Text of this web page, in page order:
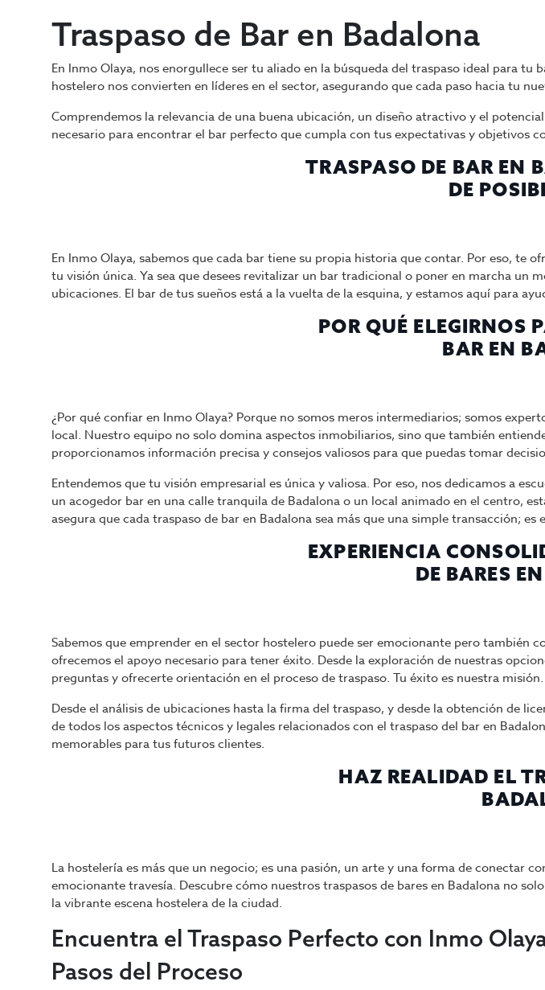
Traspaso de Bar en Badalona
En Inmo Olaya, nos enorgullece ser tu aliado en la búsqueda del traspaso ideal para
hostelero nos convierten en líderes en el sector, asegurando que cada paso hacia tu
Comprendemos la relevancia de una buena ubicación, un diseño atractivo y el
necesario para encontrar el bar perfecto que cumpla con tus expectativas y objetivos
TRASPASO DE BAR EN
DE
En Inmo Olaya, sabemos que cada bar tiene su propia historia que contar. Por eso, te
tu visión única. Ya sea que desees revitalizar un bar tradicional o poner en marcha
ubicaciones. El bar de tus sueños está a la vuelta de la esquina, y estamos aquí para
POR QUÉ ELEGIRNOS
BAR EN
¿Por qué confiar en Inmo Olaya? Porque no somos meros intermediarios; somos
local. Nuestro equipo no solo domina aspectos inmobiliarios, sino que también
proporcionamos información precisa y consejos valiosos para que puedas tomar
Entendemos que tu visión empresarial es única y valiosa. Por eso, nos dedicamos a
un acogedor bar en una calle tranquila de Badalona o un local animado en el centro,
asegura que cada traspaso de bar en Badalona sea más que una simple transacción;
EXPERIENCIA
DE BARES
Sabemos que emprender en el sector hostelero puede ser emocionante pero también
ofrecemos el apoyo necesario para tener éxito. Desde la exploración de nuestras
preguntas y ofrecerte orientación en el proceso de traspaso. Tu éxito es nuestra misión.
Desde el análisis de ubicaciones hasta la firma del traspaso, y desde la obtención de
de todos los aspectos técnicos y legales relacionados con el traspaso del bar en
memorables para tus futuros clientes.
HAZ REALIDAD EL
La hostelería es más que un negocio; es una pasión, un arte y una forma de conectar
emocionante travesía. Descubre cómo nuestros traspasos de bares en Badalona no
la vibrante escena hostelera de la ciudad.
Encuentra el Traspaso Perfecto con Inmo
Pasos del Proceso